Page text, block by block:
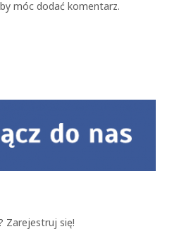
móc dodać komentarz.
Zarejestruj się!